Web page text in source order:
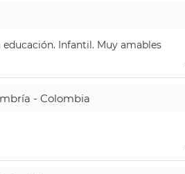
Infantil. Muy amables
- Colombia